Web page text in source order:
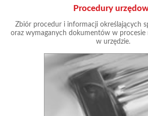
Procedury
Zbiór procedur i informacji określających
oraz wymaganych dokumentów w procesie
w urzędzie.